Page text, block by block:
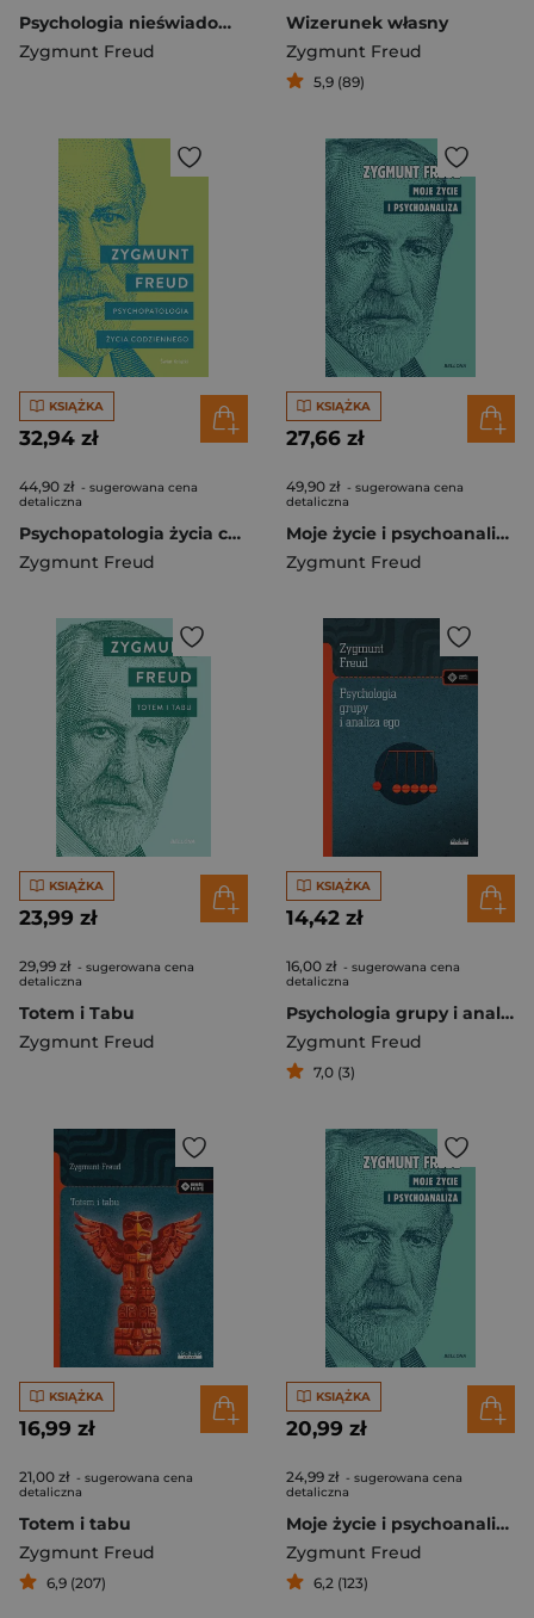
Psychologia nieświadomości
Zygmunt Freud
Wizerunek własny
Zygmunt Freud
5,9 (89)
KSIĄŻKA
32,94 zł
44,90 zł - sugerowana cena
detaliczna
Psychopatologia życia codziennego
Zygmunt Freud
KSIĄŻKA
27,66 zł
49,90 zł - sugerowana cena
detaliczna
Moje życie i psychoanaliza
Zygmunt Freud
KSIĄŻKA
23,99 zł
29,99 zł - sugerowana cena
detaliczna
Totem i Tabu
Zygmunt Freud
KSIĄŻKA
14,42 zł
16,00 zł - sugerowana cena
detaliczna
Psychologia grupy i analiza ego
Zygmunt Freud
7,0 (3)
KSIĄŻKA
16,99 zł
21,00 zł - sugerowana cena
detaliczna
Totem i tabu
Zygmunt Freud
6,9 (207)
KSIĄŻKA
20,99 zł
24,99 zł - sugerowana cena
detaliczna
Moje życie i psychoanaliza
Zygmunt Freud
6,2 (123)